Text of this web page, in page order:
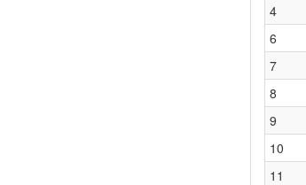
4
6
7
8
9
10
11